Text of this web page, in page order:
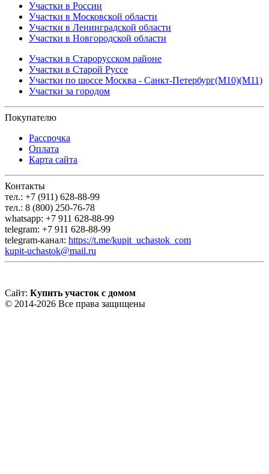
Участки в России
Участки в Московской области
Участки в Ленинградской области
Участки в Новгородской области
Участки в Старорусском районе
Участки в Старой Руссе
Участки по шоссе Москва - Санкт-Петербург(М10)(М11)
Участки за городом
Покупателю
Рассрочка
Оплата
Карта сайта
Контакты
тел.: +7 (911) 628-88-99
тел.: 8 (800) 250-76-78
whatsapp: +7 911 628-88-99
telegram: +7 911 628-88-99
telegram-канал: https://t.me/kupit_uchastok_com
kupit-uchastok@mail.ru
Сайт: Купить участок с домом
© 2014-2026 Все права защищены